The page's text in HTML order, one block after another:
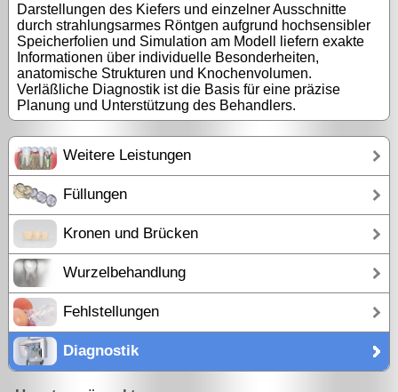
Darstellungen des Kiefers und einzelner Ausschnitte
durch strahlungsarmes Röntgen aufgrund hochsensibler
Speicherfolien und Simulation am Modell liefern exakte
Informationen über individuelle Besonderheiten,
anatomische Strukturen und Knochenvolumen.
Verläßliche Diagnostik ist die Basis für eine präzise
Planung und Unterstützung des Behandlers.
Weitere Leistungen
Füllungen
Kronen und Brücken
Wurzelbehandlung
Fehlstellungen
Diagnostik